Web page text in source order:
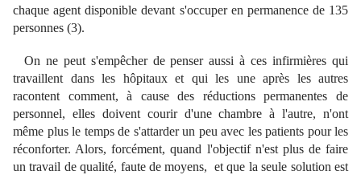
chaque agent disponible devant s'occuper en permanence de 135
personnes (3).
On ne peut s'empêcher de penser aussi à ces infirmières qui
travaillent dans les hôpitaux et qui les une après les autres
racontent comment, à cause des réductions permanentes de
personnel, elles doivent courir d'une chambre à l'autre, n'ont
même plus le temps de s'attarder un peu avec les patients pour les
réconforter. Alors, forcément, quand l'objectif n'est plus de faire
un travail de qualité, faute de moyens, et que la seule solution est